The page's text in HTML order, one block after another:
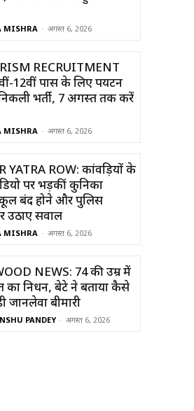
MISHRA - अगस्त 6, 2026
RECRUITMENT
12वीं पास के लिए पर्यटन
भर्ती, 7 अगस्त तक करें
MISHRA - अगस्त 6, 2026
YATRA ROW: कांवड़ियों के
पर भड़कीं कुनिका
बंद होने और पुलिस
उठाए सवाल
MISHRA - अगस्त 6, 2026
NEWS: 74 की उम्र में
का निधन, बेटे ने बताया कैसे
जानलेवा बीमारी
PANDEY - अगस्त 6, 2026